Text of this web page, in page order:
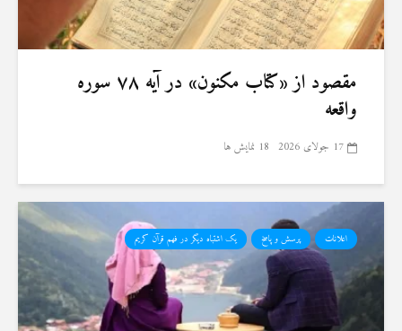
مقصود از «کتاب مکنون» در آیه ۷۸ سوره
واقعه
17 جولای 2026 18 نمایش ها
اعلانات پرسش و پاسخ یک اشتباه دیگر در فهم قرآن کریم